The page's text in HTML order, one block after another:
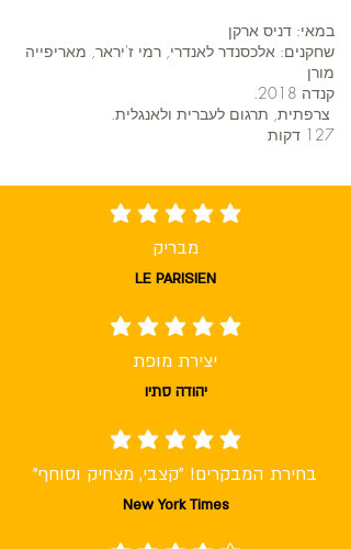
במאי: דניס ארקן
שחקנים: אלכסנדר לאנדרי, רמי ז'יראר, מאריפייה
מורן
קנדה 2018.
צרפתית, תרגום לעברית ולאנגלית.
127 דקות
average rating is 5 out of 5
מבריק
LE PARISIEN
average rating is 5 out of 5
יצירת מופת
יהודה סתיו
average rating is 5 out of 5
בחירת המבקרים! "קצבי, מצחיק וסוחף"
New York Times